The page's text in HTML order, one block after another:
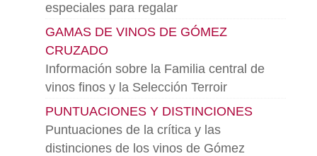
especiales para regalar
GAMAS DE VINOS DE GÓMEZ
CRUZADO
Información sobre la Familia central de
vinos finos y la Selección Terroir
PUNTUACIONES Y DISTINCIONES
Puntuaciones de la crítica y las
distinciones de los vinos de Gómez